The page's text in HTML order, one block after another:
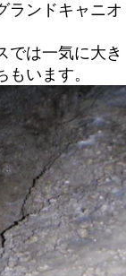
ランドキャニオ
では一気に大き
います。